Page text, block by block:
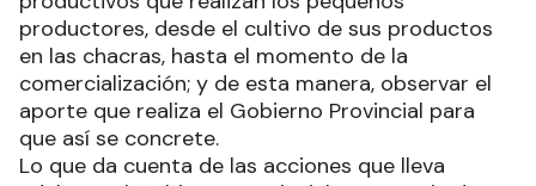
productores, desde el cultivo de sus productos
en las chacras, hasta el momento de la
comercialización; y de esta manera, observar el
aporte que realiza el Gobierno Provincial para
que así se concrete.
Lo que da cuenta de las acciones que lleva